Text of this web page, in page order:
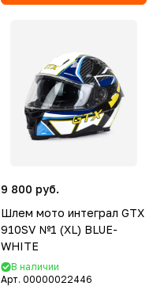
9 800 руб.
Шлем мото интеграл GTX
910SV №1 (XL) BLUE-
WHITE
В наличии
Арт. 00000022446